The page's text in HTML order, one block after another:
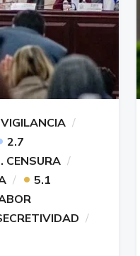
2.7
CENSURA
• 5.1